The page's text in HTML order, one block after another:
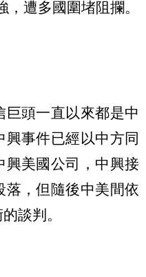
遭多國圍堵阻攔。
頭一直以來都是中
事件已經以中方同
興美國公司，中興接
落，但隨後中美間依
談判。